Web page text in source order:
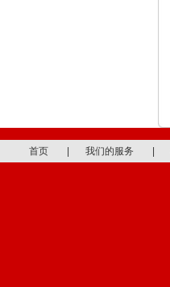
首页 我们的服务